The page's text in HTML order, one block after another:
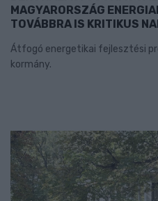
MAGYARORSZÁG
TOVÁBBRA IS KRITIKUS
Átfogó energetikai fejlesztési
kormány.